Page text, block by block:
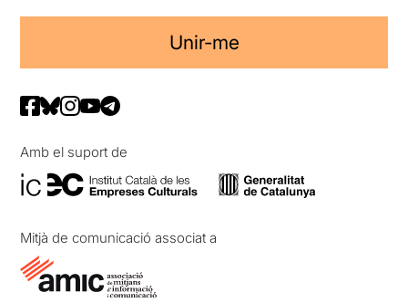
Unir-me
Amb el suport de
Mitjà de comunicació associat a